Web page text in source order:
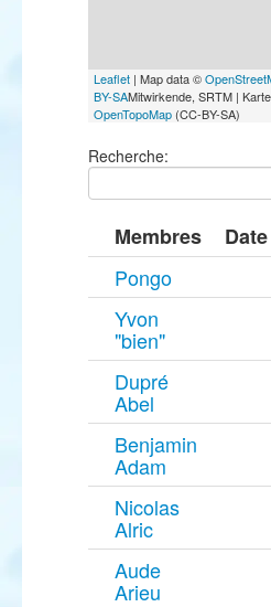
Leaflet | Map data ©
BY-SAMitwirkende, SRTM |
OpenTopoMap (CC-BY-SA)
Recherche:
Membres Date
Pongo
Yvon
"bien"
Dupré
Abel
Benjamin
Adam
Nicolas
Alric
Aude
Arieu